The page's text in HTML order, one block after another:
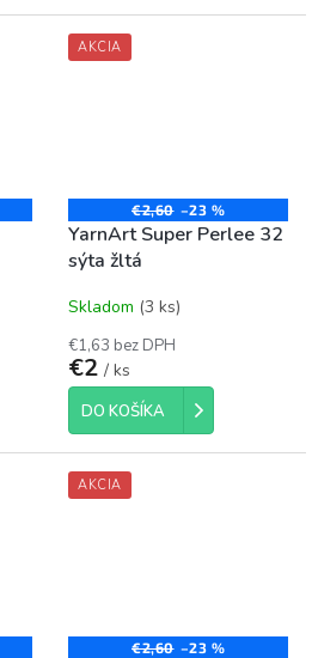
AKCIA
€2,60 –23 %
YarnArt Super Perlee 32
sýta žltá
Skladom (3 ks)
€1,63 bez DPH
€2 / ks
DO KOŠÍKA
AKCIA
€2,60 –23 %